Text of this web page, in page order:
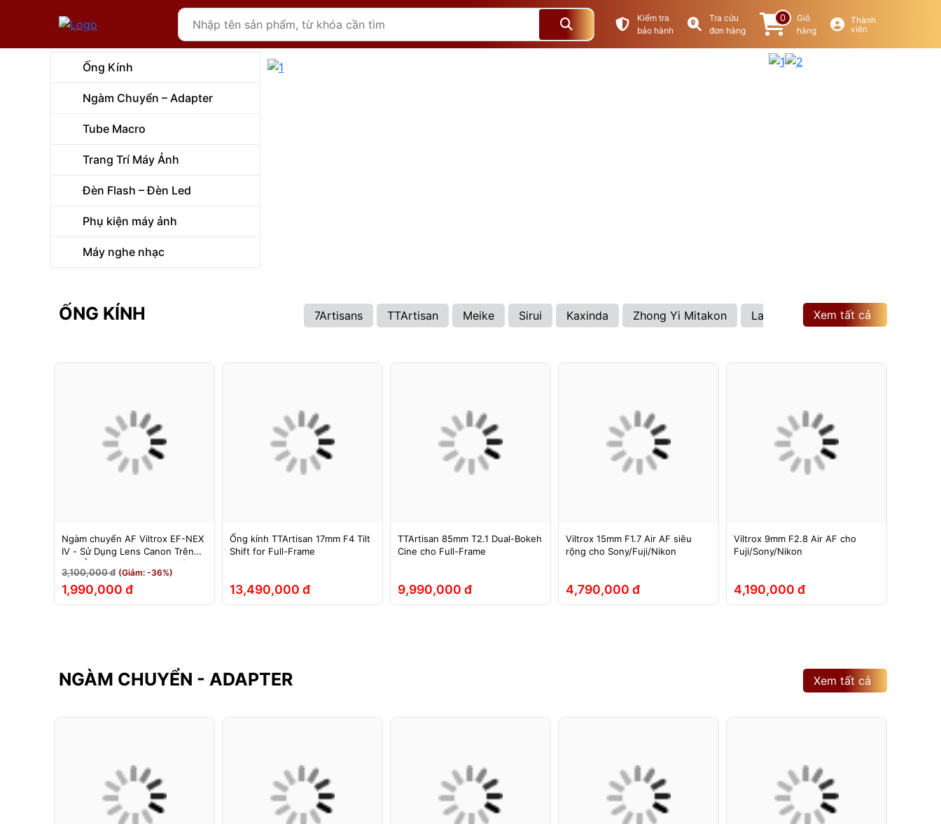
Kiểm tra
bảo hành
Tra cứu
đơn hàng
0
Giỏ
hàng
Thành
viên
Ống Kính
Ngàm Chuyển – Adapter
Tube Macro
Trang Trí Máy Ảnh
Đèn Flash – Đèn Led
Phụ kiện máy ảnh
Máy nghe nhạc
ỐNG KÍNH 7Artisans TTArtisan Meike Sirui Kaxinda Zhong Yi Mitakon Laowa Brightin Star
Xem tất cả
Ngàm chuyển AF Viltrox EF-NEX
IV - Sử Dụng Lens Canon Trên
Máy Ảnh Sony E-Mount - Bảo
Hành 12 Tháng.
3,100,000 đ (Giảm: -36%)
1,990,000 đ
Ống kính TTArtisan 17mm F4 Tilt
Shift for Full-Frame
13,490,000 đ
TTArtisan 85mm T2.1 Dual-Bokeh
Cine cho Full-Frame
9,990,000 đ
Viltrox 15mm F1.7 Air AF siêu
rộng cho Sony/Fuji/Nikon
4,790,000 đ
Viltrox 9mm F2.8 Air AF cho
Fuji/Sony/Nikon
4,190,000 đ
NGÀM CHUYỂN - ADAPTER Xem tất cả